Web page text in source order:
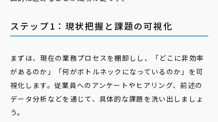
ステップ1：現状把握と課題の可視化
まずは、現在の業務プロセスを棚卸しし、「どこに非効率
があるのか」「何がボトルネックになっているのか」を可
視化します。従業員へのアンケートやヒアリング、前述の
データ分析などを通じて、具体的な課題を洗い出しましょ
う。